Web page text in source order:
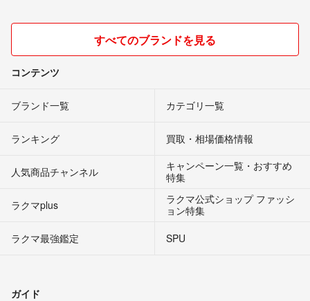
すべてのブランドを見る
コンテンツ
ブランド一覧 カテゴリ一覧
ランキング 買取・相場価格情報
人気商品チャンネル
キャンペーン一覧・おすすめ
特集
ラクマplus
ラクマ公式ショップ ファッシ
ョン特集
ラクマ最強鑑定
SPU
ガイド